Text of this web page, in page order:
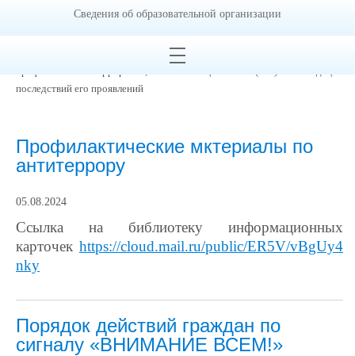
«Профилактика терроризма, минимизация и (или) ликвидация
последствий его проявлений в целях информационного обеспечения
последствий его проявлений
Профилактические мктериалы по
антитеррору
05.08.2024
Ссылка на библиотеку информационных
карточек https://cloud.mail.ru/public/ER5V/vBgUy4
nky
Порядок действий граждан по
сигналу «ВНИМАНИЕ ВСЕМ!»
Сведения об образовательной организации